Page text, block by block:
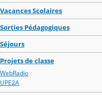
Vacances Scolaires
Sorties Pédagogiques
Séjours
Projets de classe
WebRadio
UPE2A